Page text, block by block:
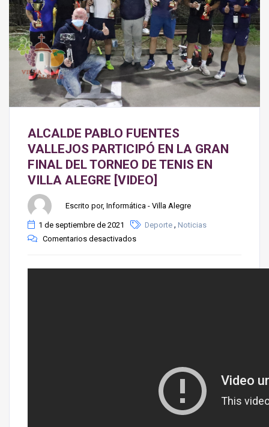
MEDIO AMBIENTE
ALCALDE PABLO FUENTES
VALLEJOS PARTICIPÓ EN LA GRAN
FINAL DEL TORNEO DE TENIS EN
VILLA ALEGRE [VIDEO]
Escrito por, Informática - Villa Alegre
1 de septiembre de 2021 Deporte , Noticias
Comentarios desactivados